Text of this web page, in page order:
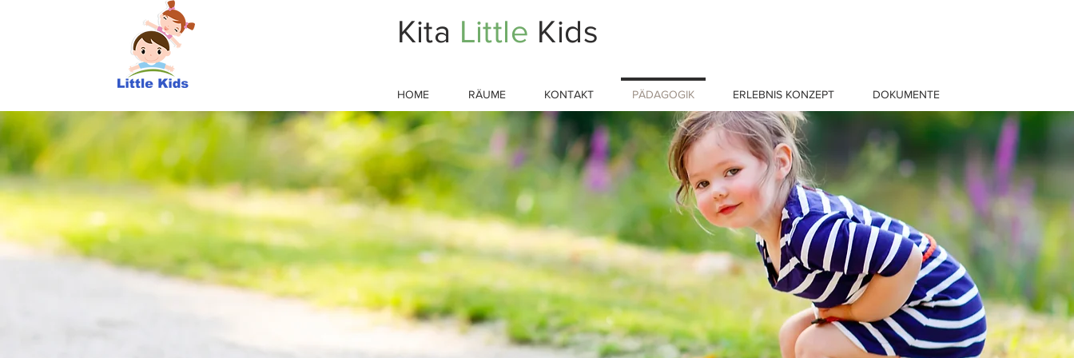
Kita Little Kids
HOME RÄUME KONTAKT PÄDAGOGIK ERLEBNIS KONZEPT DOKUMENTE